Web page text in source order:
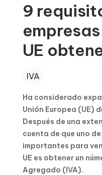
9
UE
IVA
Ha considerado
Unión Europea (UE)
Después de una
cuenta de que uno
importantes para
UE es obtener un
Agregado (IVA).